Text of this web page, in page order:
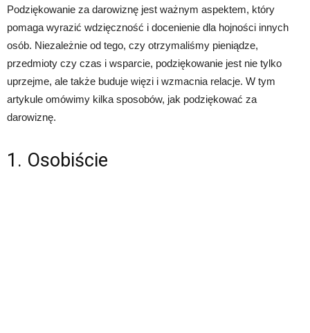
Podziękowanie za darowiznę jest ważnym aspektem, który
pomaga wyrazić wdzięczność i docenienie dla hojności innych
osób. Niezależnie od tego, czy otrzymaliśmy pieniądze,
przedmioty czy czas i wsparcie, podziękowanie jest nie tylko
uprzejme, ale także buduje więzi i wzmacnia relacje. W tym
artykule omówimy kilka sposobów, jak podziękować za
darowiznę.
1. Osobiście